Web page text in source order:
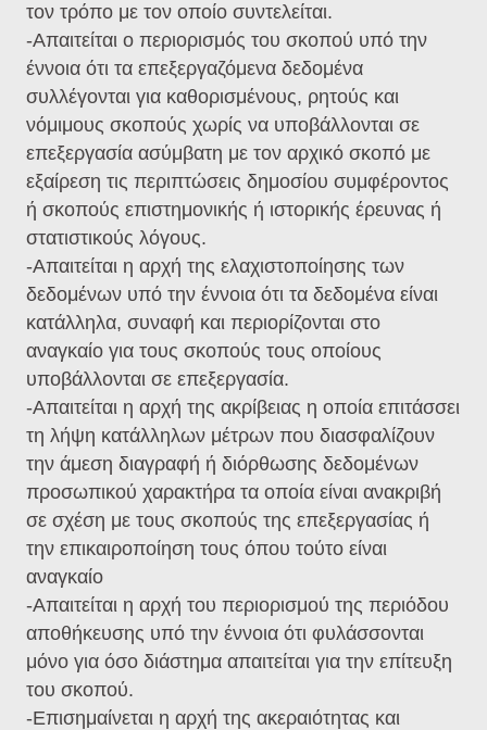
τον τρόπο με τον οποίο συντελείται.
-Απαιτείται ο περιορισμός του σκοπού υπό την
έννοια ότι τα επεξεργαζόμενα δεδομένα
συλλέγονται για καθορισμένους, ρητούς και
νόμιμους σκοπούς χωρίς να υποβάλλονται σε
επεξεργασία ασύμβατη με τον αρχικό σκοπό με
εξαίρεση τις περιπτώσεις δημοσίου συμφέροντος
ή σκοπούς επιστημονικής ή ιστορικής έρευνας ή
στατιστικούς λόγους.
-Απαιτείται η αρχή της ελαχιστοποίησης των
δεδομένων υπό την έννοια ότι τα δεδομένα είναι
κατάλληλα, συναφή και περιορίζονται στο
αναγκαίο για τους σκοπούς τους οποίους
υποβάλλονται σε επεξεργασία.
-Απαιτείται η αρχή της ακρίβειας η οποία επιτάσσει
τη λήψη κατάλληλων μέτρων που διασφαλίζουν
την άμεση διαγραφή ή διόρθωσης δεδομένων
προσωπικού χαρακτήρα τα οποία είναι ανακριβή
σε σχέση με τους σκοπούς της επεξεργασίας ή
την επικαιροποίηση τους όπου τούτο είναι
αναγκαίο
-Απαιτείται η αρχή του περιορισμού της περιόδου
αποθήκευσης υπό την έννοια ότι φυλάσσονται
μόνο για όσο διάστημα απαιτείται για την επίτευξη
του σκοπού.
-Επισημαίνεται η αρχή της ακεραιότητας και